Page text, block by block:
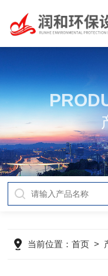
当前位置：首页 >